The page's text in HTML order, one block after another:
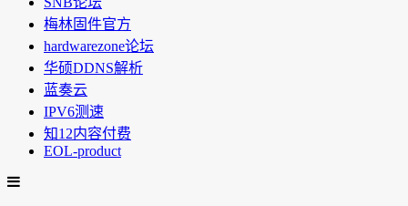
梅林固件官方
hardwarezone论坛
华硕DDNS解析
蓝奏云
IPV6测速
知12内容付费
EOL-product